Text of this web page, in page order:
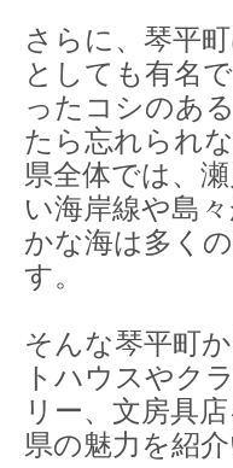
さらに、琴平
としても有名
ったコシのあ
たら忘れられ
県全体では、
い海岸線や島
かな海は多く
す。
そんな琴平町
トハウスやク
リー、文房具
県の魅力を紹